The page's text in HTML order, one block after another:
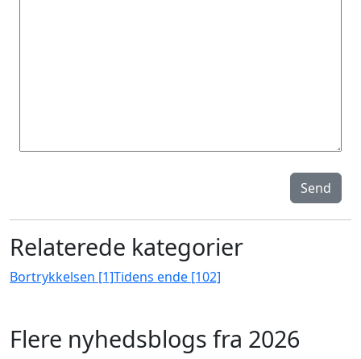
Send
Relaterede kategorier
Bortrykkelsen [1]Tidens ende [102]
Flere nyhedsblogs fra 2026